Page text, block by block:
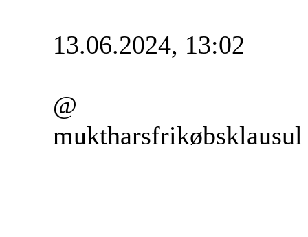
13.06.2024, 13:02
@
muktharsfrikøbsklausul